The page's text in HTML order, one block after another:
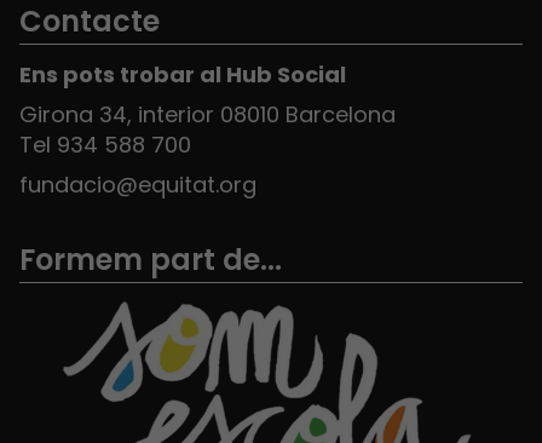
Contacte
Ens pots trobar al Hub Social
Girona 34, interior 08010 Barcelona
Tel 934 588 700
fundacio@equitat.org
Formem part de...